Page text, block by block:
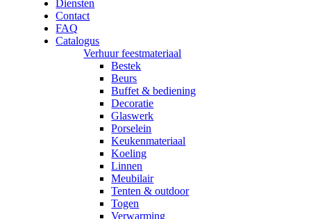
Diensten
Contact
FAQ
Catalogus
Verhuur feestmateriaal
Bestek
Beurs
Buffet & bediening
Decoratie
Glaswerk
Porselein
Keukenmateriaal
Koeling
Linnen
Meubilair
Tenten & outdoor
Togen
Verwarming